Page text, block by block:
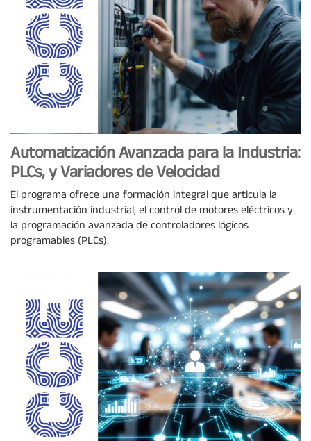
Automatización Avanzada para la Industria:
PLCs, y Variadores de Velocidad
El programa ofrece una formación integral que articula la
instrumentación industrial, el control de motores eléctricos y
la programación avanzada de controladores lógicos
programables (PLCs).